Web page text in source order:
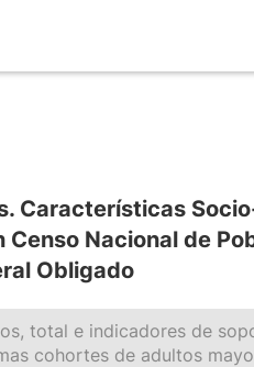
Características
Censo Nacional de
Obligado
total e indicadores de
cohortes de adultos